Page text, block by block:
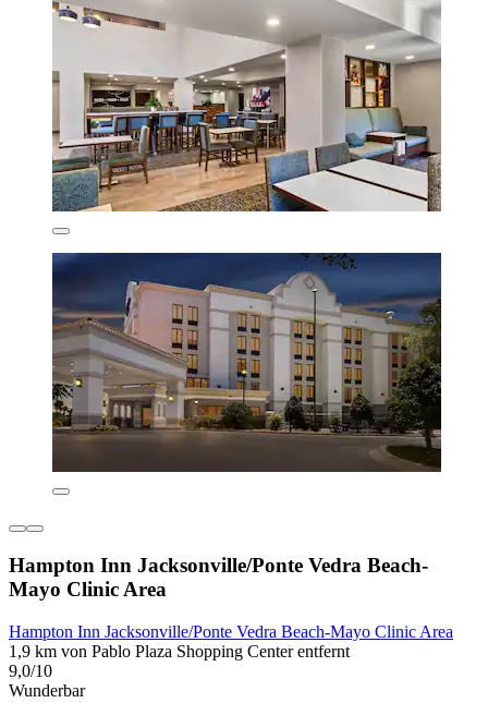
Hampton Inn Jacksonville/Ponte Vedra Beach-
Mayo Clinic Area
Hampton Inn Jacksonville/Ponte Vedra Beach-Mayo Clinic Area
1,9 km von Pablo Plaza Shopping Center entfernt
9,0/10
Wunderbar